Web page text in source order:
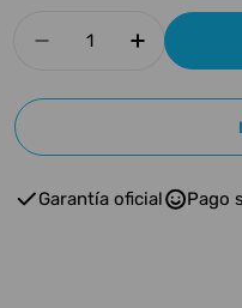
Abrir medios 1 en modal
Disminuir
Garantía oficial Pago